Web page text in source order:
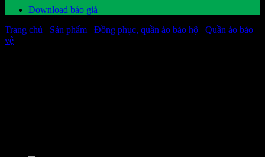
Download báo giá
Trang chủ
Sản phẩm Đồng phục, quần áo bảo hộ
Quần áo bảo
vệ